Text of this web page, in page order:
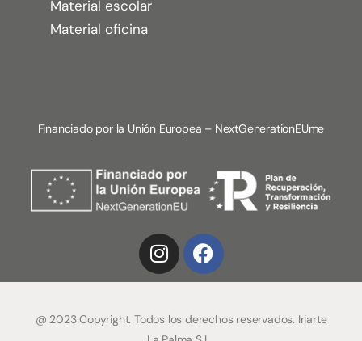
Material escolar
Material oficina
Financiado por la Unión Europea – NextGenerationEUme
@ 2023 Copyright. Todos los derechos reservados. Iriarte